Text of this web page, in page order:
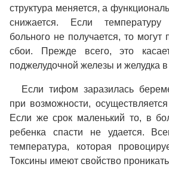
структура меняется, а
снижается. Если
больного не получается, то
сбои. Прежде всего, это
поджелудочной железы и желудка
Если тифом заразилась
при возможности,
Если же срок маленький то, в
ребенка спасти не удается.
температура, которая
Токсины имеют свойство